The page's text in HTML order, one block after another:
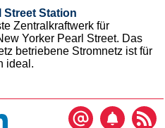
Street Station
Zentralkraftwerk für
Yorker Pearl Street. Das
betriebene Stromnetz ist für
ideal.